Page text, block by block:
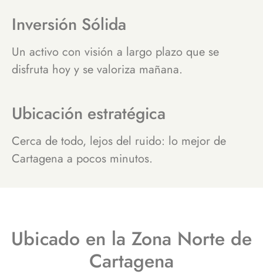
Inversión Sólida
Un activo con visión a largo plazo que se
disfruta hoy y se valoriza mañana.
Ubicación estratégica
Cerca de todo, lejos del ruido: lo mejor de
Cartagena a pocos minutos.
Ubicado en la Zona Norte de
Cartagena